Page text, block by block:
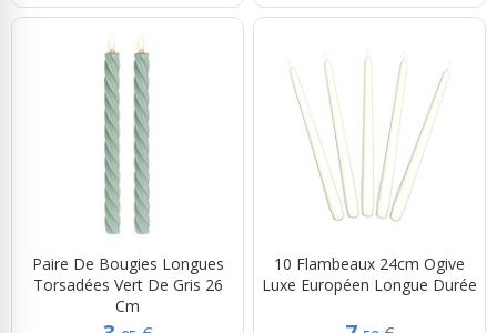
Paire De Bougies Longues
Torsadées Vert De Gris 26
Cm
10 Flambeaux 24cm Ogive
Luxe Européen Longue Durée